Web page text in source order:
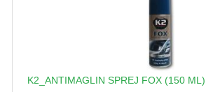
K2_ANTIMAGLIN SPREJ FOX (150 ML)